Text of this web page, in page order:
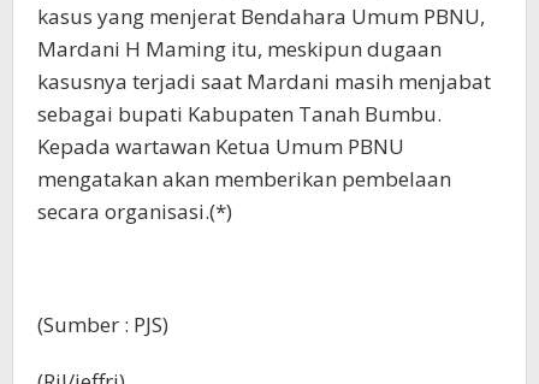
kasus yang menjerat Bendahara Umum PBNU,
Mardani H Maming itu, meskipun dugaan
kasusnya terjadi saat Mardani masih menjabat
sebagai bupati Kabupaten Tanah Bumbu.
Kepada wartawan Ketua Umum PBNU
mengatakan akan memberikan pembelaan
secara organisasi.(*)
(Sumber : PJS)